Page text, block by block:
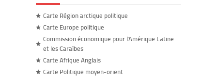
Carte Région arctique politique
Carte Europe politique
Commission économique pour l'Amérique Latine
et les Caraïbes
Carte Afrique Anglais
Carte Politique moyen-orient